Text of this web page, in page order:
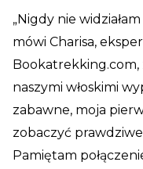
„Nigdy nie
mówi Charisa,
Bookatrekking.com,
naszymi włoskimi
zabawne, moja
zobaczyć
Pamiętam